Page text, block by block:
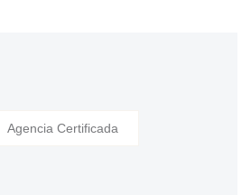
Agencia Certificada